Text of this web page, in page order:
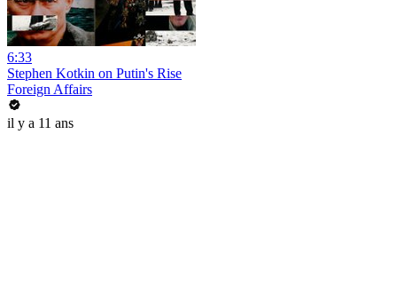
6:33
Stephen Kotkin on Putin's Rise
Foreign Affairs
il y a 11 ans